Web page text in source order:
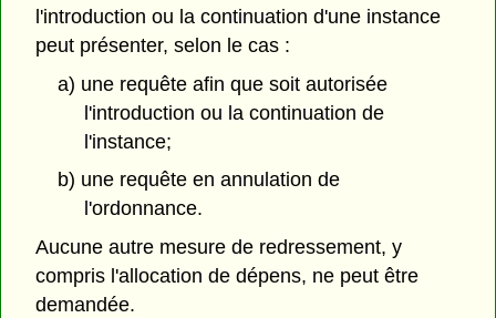
l'introduction ou la continuation d'une instance
peut présenter, selon le cas :
a) une requête afin que soit autorisée
l'introduction ou la continuation de
l'instance;
b) une requête en annulation de
l'ordonnance.
Aucune autre mesure de redressement, y
compris l'allocation de dépens, ne peut être
demandée.